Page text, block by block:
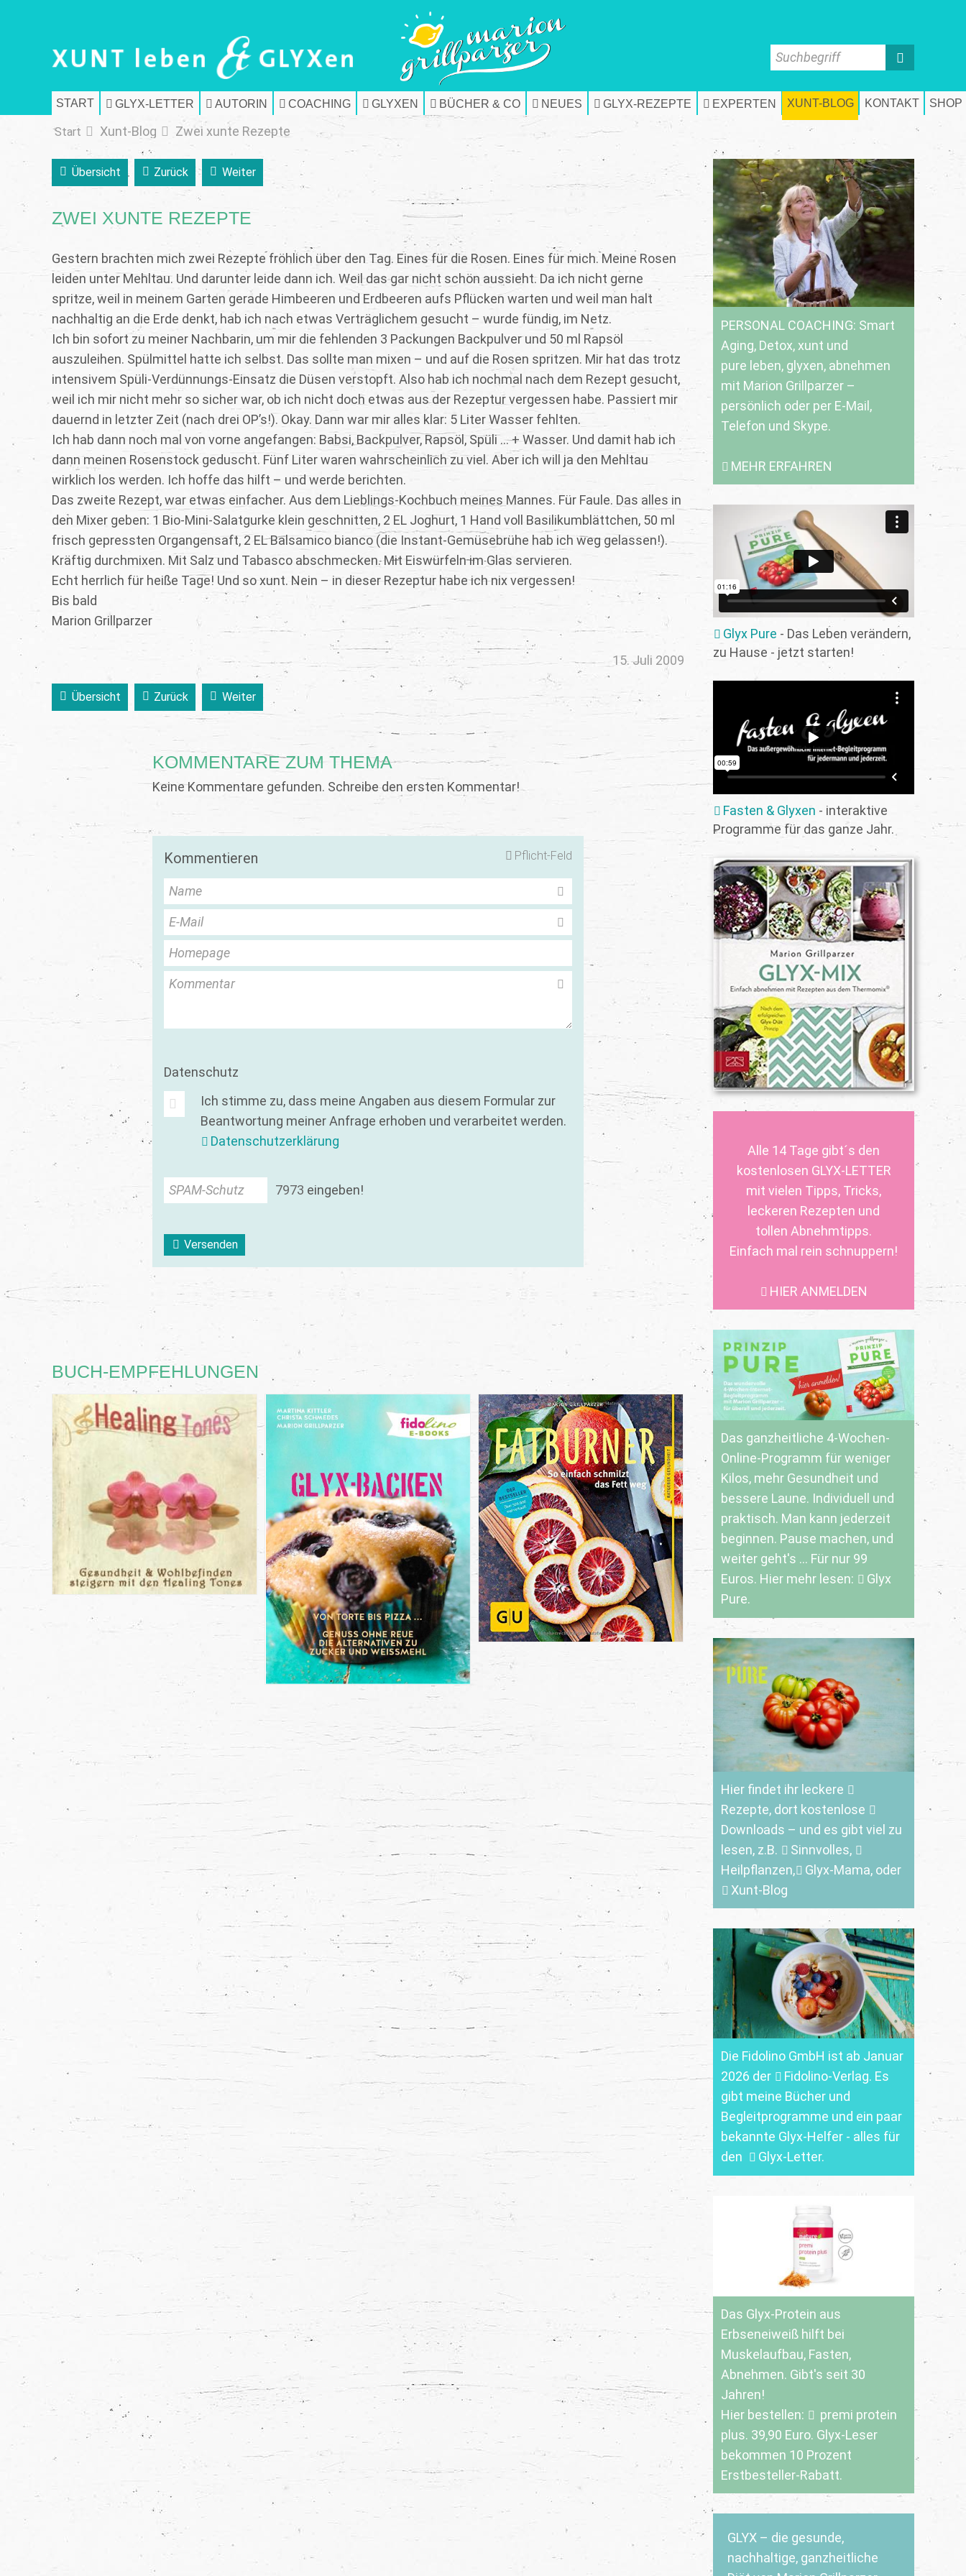
START GLYX-LETTER AUTORIN COACHING GLYXEN BÜCHER & CO NEUES GLYX-REZEPTE EXPERTEN XUNT-BLOG KONTAKT SHOP
Suchbegriff
Start Xunt-Blog Zwei xunte Rezepte
PERSONAL COACHING: Smart
Aging, Detox, xunt und
pure leben, glyxen, abnehmen
mit Marion Grillparzer –
persönlich oder per E-Mail,
Telefon und Skype.
MEHR ERFAHREN
Glyx Pure - Das Leben verändern,
zu Hause - jetzt starten!
Fasten & Glyxen - interaktive
Programme für das ganze Jahr.
Alle 14 Tage gibt´s den
kostenlosen GLYX-LETTER
mit vielen Tipps, Tricks,
leckeren Rezepten und
tollen Abnehmtipps.
Einfach mal rein schnuppern!
HIER ANMELDEN
Das ganzheitliche 4-Wochen-
Online-Programm für weniger
Kilos, mehr Gesundheit und
bessere Laune. Individuell und
praktisch. Man kann jederzeit
beginnen. Pause machen, und
weiter geht's ... Für nur 99
Euros. Hier mehr lesen:
Glyx
Pure.
Hier findet ihr leckere
Rezepte, dort kostenlose
Downloads – und es gibt viel zu
lesen, z.B.
Sinnvolles,
Heilpflanzen,
Glyx-Mama, oder
Xunt-Blog
Die Fidolino GmbH ist ab Januar
2026 der
Fidolino-Verlag. Es
gibt meine Bücher und
Begleitprogramme und ein paar
bekannte Glyx-Helfer - alles für
den
Glyx-Letter.
Das Glyx-Protein aus
Erbseneiweiß hilft bei
Muskelaufbau, Fasten,
Abnehmen. Gibt's seit 30
Jahren!
Hier bestellen:
premi protein
plus. 39,90 Euro. Glyx-Leser
bekommen 10 Prozent
Erstbesteller-Rabatt.
GLYX – die gesunde,
nachhaltige, ganzheitliche
Übersicht Zurück Weiter
ZWEI XUNTE REZEPTE
Gestern brachten mich zwei Rezepte fröhlich über den Tag. Eines für die Rosen. Eines für mich. Meine Rosen
leiden unter Mehltau. Und darunter leide dann ich. Weil das gar nicht schön aussieht. Da ich nicht gerne
spritze, weil in meinem Garten gerade Himbeeren und Erdbeeren aufs Pflücken warten und weil man halt
nachhaltig an die Erde denkt, hab ich nach etwas Verträglichem gesucht – wurde fündig, im Netz.
Ich bin sofort zu meiner Nachbarin, um mir die fehlenden 3 Packungen Backpulver und 50 ml Rapsöl
auszuleihen. Spülmittel hatte ich selbst. Das sollte man mixen – und auf die Rosen spritzen. Mir hat das trotz
intensivem Spüli-Verdünnungs-Einsatz die Düsen verstopft. Also hab ich nochmal nach dem Rezept gesucht,
weil ich mir nicht mehr so sicher war, ob ich nicht doch etwas aus der Rezeptur vergessen habe. Passiert mir
dauernd in letzter Zeit (nach drei OP’s!). Okay. Dann war mir alles klar: 5 Liter Wasser fehlten.
Ich hab dann noch mal von vorne angefangen: Babsi, Backpulver, Rapsöl, Spüli … + Wasser. Und damit hab ich
dann meinen Rosenstock geduscht. Fünf Liter waren wahrscheinlich zu viel. Aber ich will ja den Mehltau
wirklich los werden. Ich hoffe das hilft – und werde berichten.
Das zweite Rezept, war etwas einfacher. Aus dem Lieblings-Kochbuch meines Mannes. Für Faule. Das alles in
den Mixer geben: 1 Bio-Mini-Salatgurke klein geschnitten, 2 EL Joghurt, 1 Hand voll Basilikumblättchen, 50 ml
frisch gepressten Organgensaft, 2 EL Balsamico bianco (die Instant-Gemüsebrühe hab ich weg gelassen!).
Kräftig durchmixen. Mit Salz und Tabasco abschmecken. Mit Eiswürfeln im Glas servieren.
Echt herrlich für heiße Tage! Und so xunt. Nein – in dieser Rezeptur habe ich nix vergessen!
Bis bald
Marion Grillparzer
15. Juli 2009
Übersicht Zurück Weiter
KOMMENTARE ZUM THEMA
Keine Kommentare gefunden. Schreibe den ersten Kommentar!
Pflicht-Feld
Kommentieren
Name
E-Mail
Homepage
Kommentar
Datenschutz
Ich stimme zu, dass meine Angaben aus diesem Formular zur
Beantwortung meiner Anfrage erhoben und verarbeitet werden.
Datenschutzerklärung
SPAM-Schutz 7973 eingeben!
Versenden
BUCH-EMPFEHLUNGEN